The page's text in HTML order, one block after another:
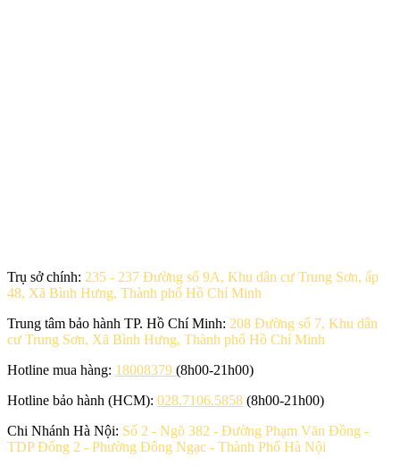
Trụ sở chính: 235 - 237 Đường số 9A, Khu dân cư Trung Sơn, ấp
48, Xã Bình Hưng, Thành phố Hồ Chí Minh
Trung tâm bảo hành TP. Hồ Chí Minh: 208 Đường số 7, Khu dân
cư Trung Sơn, Xã Bình Hưng, Thành phố Hồ Chí Minh
Hotline mua hàng: 18008379 (8h00-21h00)
Hotline bảo hành (HCM): 028.7106.5858 (8h00-21h00)
Chi Nhánh Hà Nội: Số 2 - Ngõ 382 - Đường Phạm Văn Đồng -
TDP Đống 2 - Phường Đông Ngạc - Thành Phố Hà Nội